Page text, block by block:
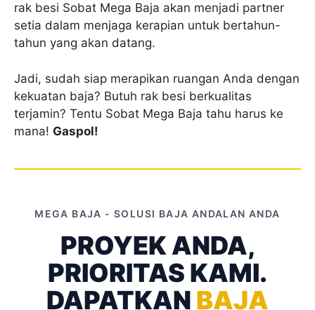
rak besi Sobat Mega Baja akan menjadi partner
setia dalam menjaga kerapian untuk bertahun-
tahun yang akan datang.
Jadi, sudah siap merapikan ruangan Anda dengan
kekuatan baja? Butuh rak besi berkualitas
terjamin? Tentu Sobat Mega Baja tahu harus ke
mana! Gaspol!
MEGA BAJA - SOLUSI BAJA ANDALAN ANDA
PROYEK ANDA,
PRIORITAS KAMI.
DAPATKAN BAJA